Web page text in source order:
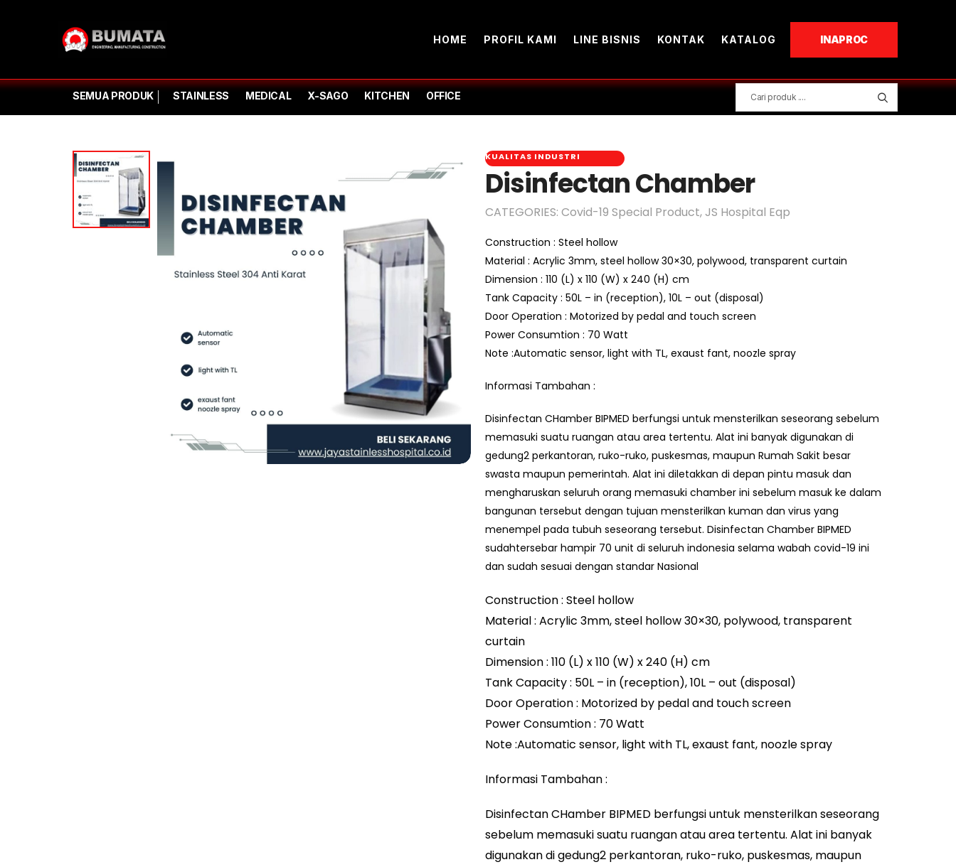
HOME PROFIL KAMI LINE BISNIS KONTAK KATALOG INAPROC
SEMUA PRODUK STAINLESS MEDICAL X-SAGO KITCHEN OFFICE
KUALITAS INDUSTRI
Disinfectan Chamber
CATEGORIES: Covid-19 Special Product,JS Hospital Eqp
Construction : Steel hollow
Material : Acrylic 3mm, steel hollow 30×30, polywood, transparent curtain
Dimension : 110 (L) x 110 (W) x 240 (H) cm
Tank Capacity : 50L – in (reception), 10L – out (disposal)
Door Operation : Motorized by pedal and touch screen
Power Consumtion : 70 Watt
Note :Automatic sensor, light with TL, exaust fant, noozle spray
Informasi Tambahan :
Disinfectan CHamber BIPMED berfungsi untuk mensterilkan seseorang sebelum
memasuki suatu ruangan atau area tertentu. Alat ini banyak digunakan di
gedung2 perkantoran, ruko-ruko, puskesmas, maupun Rumah Sakit besar
swasta maupun pemerintah. Alat ini diletakkan di depan pintu masuk dan
mengharuskan seluruh orang memasuki chamber ini sebelum masuk ke dalam
bangunan tersebut dengan tujuan mensterilkan kuman dan virus yang
menempel pada tubuh seseorang tersebut. Disinfectan Chamber BIPMED
sudahtersebar hampir 70 unit di seluruh indonesia selama wabah covid-19 ini
dan sudah sesuai dengan standar Nasional
Construction : Steel hollow
Material : Acrylic 3mm, steel hollow 30×30, polywood, transparent
curtain
Dimension : 110 (L) x 110 (W) x 240 (H) cm
Tank Capacity : 50L – in (reception), 10L – out (disposal)
Door Operation : Motorized by pedal and touch screen
Power Consumtion : 70 Watt
Note :Automatic sensor, light with TL, exaust fant, noozle spray
Informasi Tambahan :
Disinfectan CHamber BIPMED berfungsi untuk mensterilkan seseorang
sebelum memasuki suatu ruangan atau area tertentu. Alat ini banyak
digunakan di gedung2 perkantoran, ruko-ruko, puskesmas, maupun